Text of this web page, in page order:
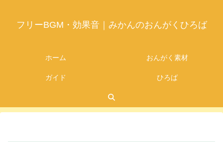
フリーBGM・効果音｜みかんのおんがくひろば
ホーム おんがく素材
ガイド ひろば